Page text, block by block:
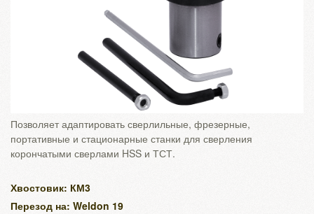
Позволяет адаптировать сверлильные, фрезерные,
портативные и стационарные станки для сверления
корончатыми сверлами HSS и ТСТ.
Хвостовик: КМ3
Перезод на: Weldon 19